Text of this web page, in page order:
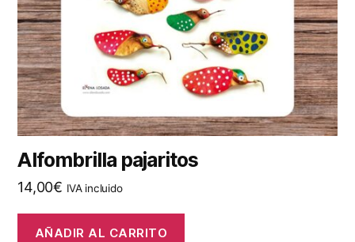
Alfombrilla pajaritos
14,00€ IVA incluido
AÑADIR AL CARRITO